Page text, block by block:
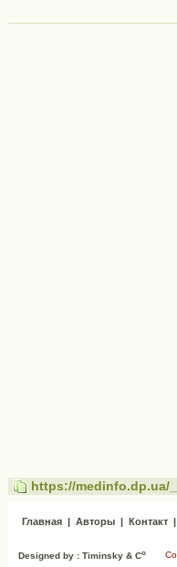
https://medinfo.dp.ua/
Главная | Авторы | Контакт |
Designed by : Timinsky & Co